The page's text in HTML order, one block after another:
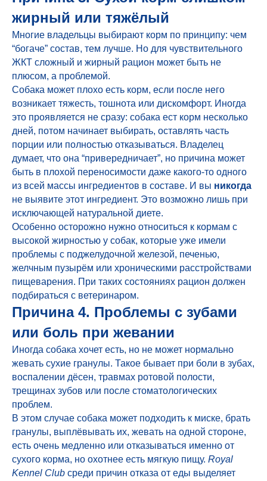
жирный или тяжёлый
Многие владельцы выбирают корм по принципу: чем
“богаче” состав, тем лучше. Но для чувствительного
ЖКТ сложный и жирный рацион может быть не
плюсом, а проблемой.
Собака может плохо есть корм, если после него
возникает тяжесть, тошнота или дискомфорт. Иногда
это проявляется не сразу: собака ест корм несколько
дней, потом начинает выбирать, оставлять часть
порции или полностью отказываться. Владелец
думает, что она “привередничает”, но причина может
быть в плохой переносимости даже какого-то одного
из всей массы ингредиентов в составе. И вы никогда
не выявите этот ингредиент. Это возможно лишь при
исключающей натуральной диете.
Особенно осторожно нужно относиться к кормам с
высокой жирностью у собак, которые уже имели
проблемы с поджелудочной железой, печенью,
желчным пузырём или хроническими расстройствами
пищеварения. При таких состояниях рацион должен
подбираться с ветеринаром.
Причина 4. Проблемы с зубами
или боль при жевании
Иногда собака хочет есть, но не может нормально
жевать сухие гранулы. Такое бывает при боли в зубах,
воспалении дёсен, травмах ротовой полости,
трещинах зубов или после стоматологических
проблем.
В этом случае собака может подходить к миске, брать
гранулы, выплёвывать их, жевать на одной стороне,
есть очень медленно или отказываться именно от
сухого корма, но охотнее есть мягкую пищу. Royal
Kennel Club среди причин отказа от еды выделяет